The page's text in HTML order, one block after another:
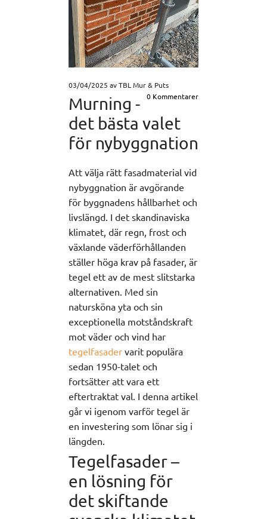
03/04/2025 av TBL Mur & Puts
0 Kommentarer
Murning -
det bästa valet
för nybyggnation
Att välja rätt fasadmaterial vid
nybyggnation är avgörande
för byggnadens hållbarhet och
livslängd. I det skandinaviska
klimatet, där regn, frost och
växlande väderförhållanden
ställer höga krav på fasader, är
tegel ett av de mest slitstarka
alternativen. Med sin
natursköna yta och sin
exceptionella motståndskraft
mot väder och vind har
tegelfasader varit populära
sedan 1950-talet och
fortsätter att vara ett
eftertraktat val. I denna artikel
går vi igenom varför tegel är
en investering som lönar sig i
längden.
Tegelfasader –
en lösning för
det skiftande